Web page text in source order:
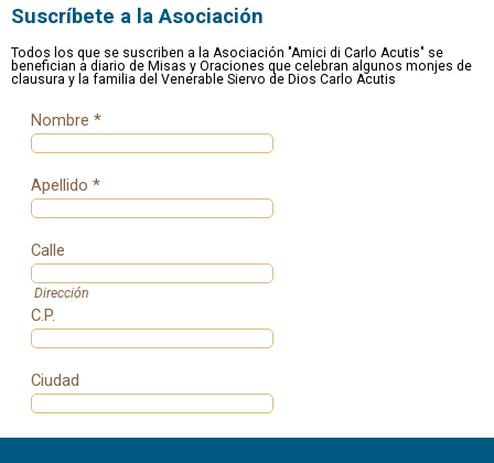
Suscríbete a la Asociación
Todos los que se suscriben a la Asociación "Amici di Carlo Acutis" se
benefician a diario de Misas y Oraciones que celebran algunos monjes de
clausura y la familia del Venerable Siervo de Dios Carlo Acutis
Nombre *
Apellido *
Calle
Dirección
C.P.
Ciudad